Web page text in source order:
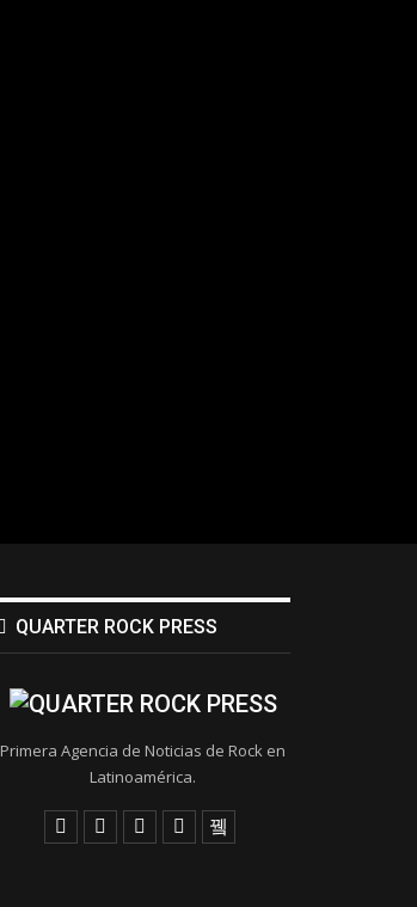
QUARTER ROCK PRESS
Primera Agencia de Noticias de Rock en
Latinoamérica.